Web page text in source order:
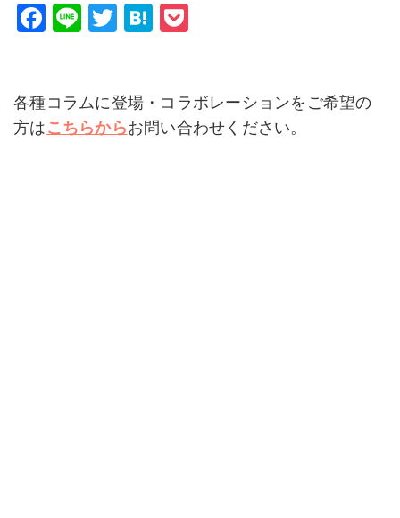
F
e
b
Li
T
er
H
n
a
k
et
各種コラムに登場・コラボレーションをご希望の
方は こちらからお問い合わせください。